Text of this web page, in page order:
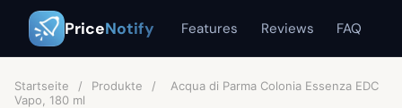
PriceNotify Features Reviews FAQ
Startseite / Produkte /
Acqua di Parma Colonia Essenza EDC
Vapo, 180 ml